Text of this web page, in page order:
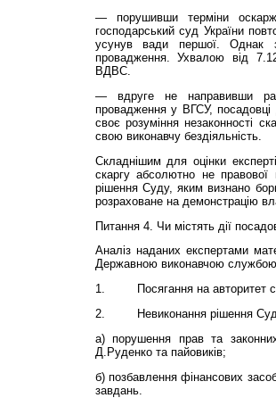
— порушивши терміни
господарський суд України
усунув вади першої. Однак
провадження. Ухвалою від
ВДВС.
— вдруге не направивши
провадження у ВГСУ, посадовці
своє розуміння незаконності
свою виконавчу бездіяльність.
Складнішим для оцінки
скаргу абсолютно не
рішення Суду, яким визнано
розраховане на демонстрацію
Питання 4. Чи містять дії
Аналіз наданих експертами
Державною виконавчою службою
1. Посягання на авторитет
2.
Невиконання рішення
а) порушення прав та
Д.Руденко та пайовиків;
б) позбавлення фінансових
завдань.